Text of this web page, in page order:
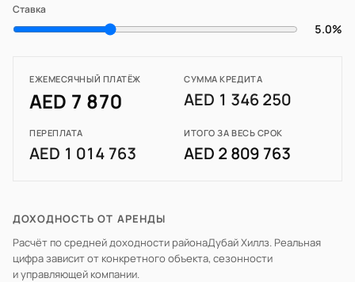
Ставка
5.0%
ЕЖЕМЕСЯЧНЫЙ ПЛАТЁЖ
AED 7 870
СУММА КРЕДИТА
AED 1 346 250
ПЕРЕПЛАТА
AED 1 014 763
ИТОГО ЗА ВЕСЬ СРОК
AED 2 809 763
ДОХОДНОСТЬ ОТ АРЕНДЫ
Расчёт по средней доходности районаДубай Хиллз. Реальная
цифра зависит от конкретного объекта, сезонности
и управляющей компании.